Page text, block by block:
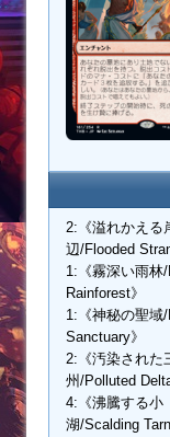
2:《溢れかえる
辺/Flooded
1:《霧深い雨林
Rainforest》
1:《神秘の聖域
Sanctuary》
2:《汚染された
州/Polluted Delta
4:《沸騰する小
湖/Scalding Tarn